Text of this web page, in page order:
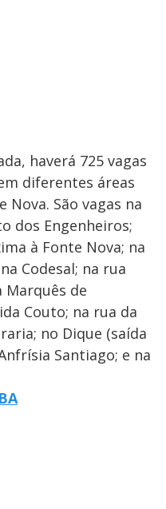
haverá 725 vagas
diferentes áreas
São vagas na
dos Engenheiros;
à Fonte Nova; na
Codesal; na rua
Marquês de
Couto; na rua da
no Dique (saída
Santiago; e na